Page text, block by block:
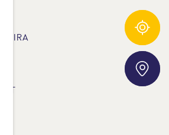
Urmărire ingrediente
Storefinder